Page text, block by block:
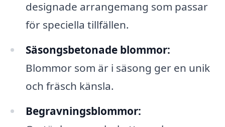
designade arrangemang som passar
för speciella tillfällen.
Säsongsbetonade blommor:
Blommor som är i säsong ger en unik
och fräsch känsla.
Begravningsblommor: